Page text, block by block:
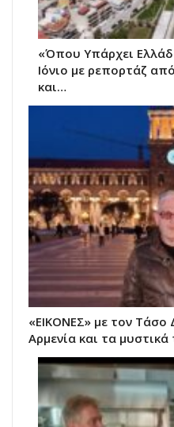
«Όπου Υπάρχει
Ιόνιο με ρεπορτάζ
και…
«ΕΙΚΟΝΕΣ» με τον Τάσο
Αρμενία και τα μυστικά